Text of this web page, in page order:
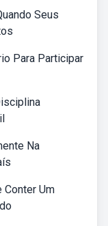
Seus
Para Participar
Na
Conter Um